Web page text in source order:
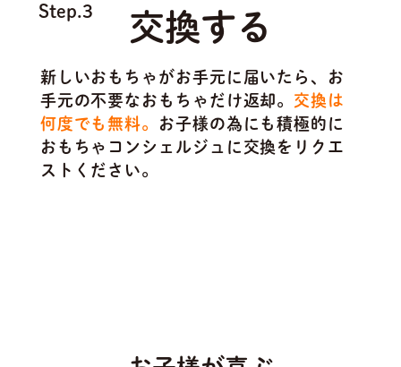
Step.3 交換する
新しいおもちゃがお手元に届いたら、お
手元の不要なおもちゃだけ返却。 交換は
何度でも無料。
お子様の為にも積極的に
おもちゃコンシェルジュに交換をリクエ
ストください。